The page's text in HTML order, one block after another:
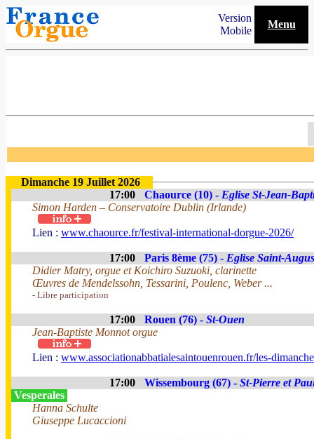
Version
Mobile
Menu
Dimanche 19 Juillet 2026
17:00
Chaource (10) - Eglise St-Jean-
Simon Harden – Conservatoire Dublin (Irlande)
Lien : www.chaource.fr/festival-international-dorgue-2026/
17:00 Paris 8ème (75) - Eglise Saint-
Didier Matry, orgue et Koichiro Suzuoki, clarinette
Œuvres de Mendelssohn, Tessarini, Poulenc, Weber ...
- Libre participation
17:00 Rouen (76) - St-Ouen
Jean-Baptiste Monnot orgue
Lien : www.associationabbatialesaintouenrouen.fr/les-
17:00 Wissembourg (67) - St-Pierre et
Vesperales
Hanna Schulte
Giuseppe Lucaccioni